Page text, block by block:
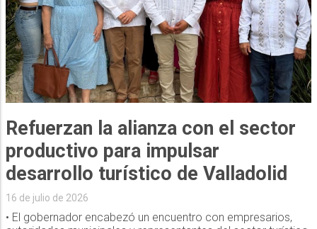
Refuerzan la alianza con el sector
productivo para impulsar
desarrollo turístico de Valladolid
16 de julio de 2026
• El gobernador encabezó un encuentro con empresarios,